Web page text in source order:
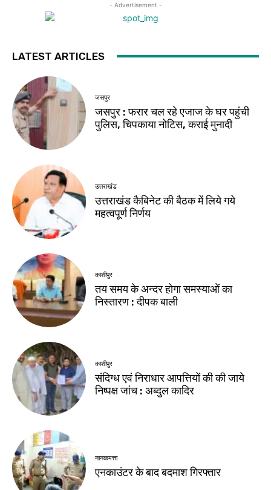
- Advertisement -
LATEST ARTICLES
जसपुर
जसपुर : फरार चल रहे एजाज के घर पहुंची
पुलिस, चिपकाया नोटिस, कराई मुनादी
उत्तराखंड
उत्तराखंड कैबिनेट की बैठक में लिये गये
महत्वपूर्ण निर्णय
काशीपुर
तय समय के अन्दर होगा समस्याओं का
निस्तारण : दीपक बाली
काशीपुर
संदिग्ध एवं निराधार आपत्तियों की की जाये
निष्पक्ष जांच : अब्दुल कादिर
नानकमत्ता
एनकाउंटर के बाद बदमाश गिरफ्तार